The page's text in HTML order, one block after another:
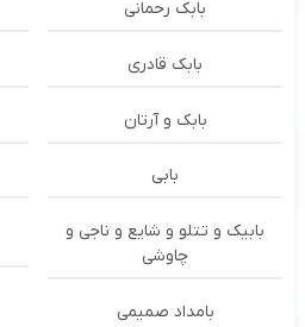
بابک رحمانی
بابک قادری
بابک و آرتان
بابی
بابیک و تتلو و شایع و ناجی و
چاوشی
بامداد صمیمی